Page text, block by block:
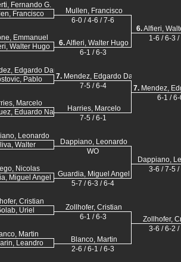
Fernando G.
Francisco
Emmanuel
Walter Hugo
Edgardo Daniel
Pablo
Marcelo
Eduardo Nahuel
Leonardo
Walter
Nicolas
Miguel Angel
Cristian
Uriel
Martin
Leandro
Mullen, Francisco
6-0 / 4-6 / 7-6
6.Alfieri, Walter Hugo
6-1 / 6-3
7. Mendez, Edgardo Daniel
7-5 / 6-4
Harries, Marcelo
7-5 / 6-1
Dappiano, Leonardo
WO
Guardia, Miguel Angel
5-7 / 6-3 / 6-4
Zollhofer, Cristian
6-1 / 6-3
Blanco, Martin
2-6 / 6-1 / 6-3
6.Alfieri,
1-6 / 6-3 /
7. Mendez,
6-1 / 6-
Dappiano,
3-6 / 7-5 /
Zollhofer,
3-6 / 6-2 /